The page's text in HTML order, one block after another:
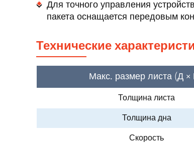
Для точного управления
пакета оснащается передовым
Технические
Макс. размер листа (Д
Толщина листа
Толщина дна
Скорость